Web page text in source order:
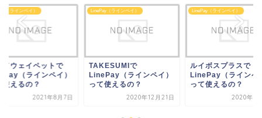
（ラインペイ）
で
（ラインペイ）
使えるの？
2020年12月21日
LinePay（ラインペイ）
ルイボスプラスで
LinePay（ラインペイ）
って使えるの？
2020年7月17日
LinePay（ラインペイ）
ダッドウェイペット
LinePay（ラインペ
って使えるの？
2021年8